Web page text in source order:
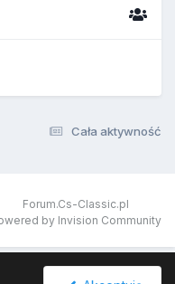
Cała aktywność
Forum.Cs-Classic.pl
by Invision Community